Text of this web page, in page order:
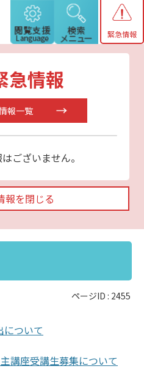
緊急情報
急情報
報一覧
ございません。
報を閉じる
ページID : 2455
について
講座受講生募集について